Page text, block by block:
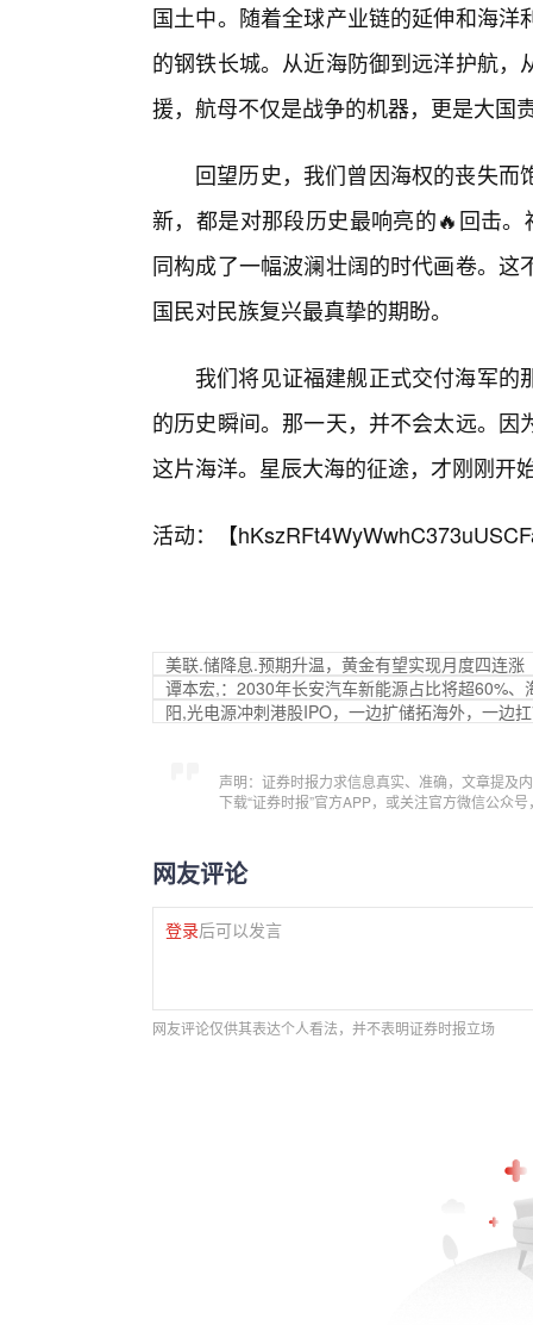
国土中。随着全球产业链的延伸和海
的钢铁长城。从近海防御到远洋护航
援，航母不仅是战争的机器，更是大国
回望历史，我们曾因海权的丧失
新，都是对那段历史最响亮的🔥回击
同构成了一幅波澜壮阔的时代画卷。
国民对民族复兴最真挚的期盼。
我们将见证福建舰正式交付海军
的历史瞬间。那一天，并不会太远。
这片海洋。星辰大海的征途，才刚刚开
活动：【
美联.储降息.预期升温，黄金有望实现月度四连涨
谭本宏,：2030年长安汽车新能源占比将超60%、
阳,光电源冲刺港股IPO，一边扩储拓海外，一边
声明：证券时报力求信息真实、准确，文章提及
下载“证券时报”官方APP，或关注官方微信公众
网友评论
登录后可以发言
网友评论仅供其表达个人看法，并不表明证券时报立场